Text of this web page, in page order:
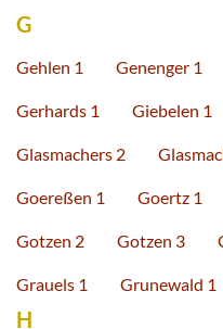
G
Gehlen 1 Genenger 1
Gerhards 1 Giebelen 1
Glasmachers 2
Goereßen 1 Goertz 1
Gotzen 2 Gotzen 3
Grauels 1 Grunewald 1
H